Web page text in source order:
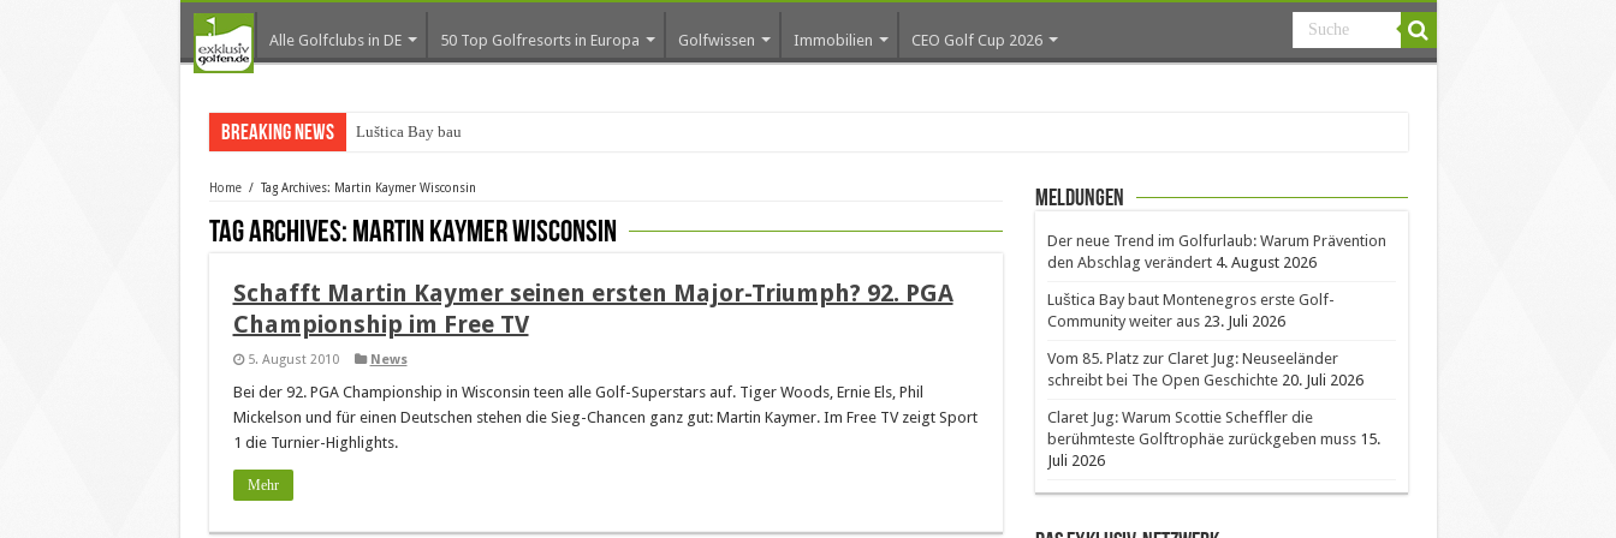
Alle Golfclubs in DE 50 Top Golfresorts in Europa Golfwissen Immobilien CEO Golf Cup 2026
Breaking News Luštica Bay baut Monten
Home / Tag Archives: Martin Kaymer Wisconsin
Tag Archives: Martin Kaymer Wisconsin
Schafft Martin Kaymer seinen ersten Major-Triumph? 92. PGA
Championship im Free TV
5. August 2010 News
Bei der 92. PGA Championship in Wisconsin teen alle Golf-Superstars auf. Tiger Woods, Ernie Els, Phil
Mickelson und für einen Deutschen stehen die Sieg-Chancen ganz gut: Martin Kaymer. Im Free TV zeigt Sport
1 die Turnier-Highlights.
Mehr
Meldungen
Der neue Trend im Golfurlaub: Warum Prävention
den Abschlag verändert 4. August 2026
Luštica Bay baut Montenegros erste Golf-
Community weiter aus 23. Juli 2026
Vom 85. Platz zur Claret Jug: Neuseeländer
schreibt bei The Open Geschichte 20. Juli 2026
Claret Jug: Warum Scottie Scheffler die
berühmteste Golftrophäe zurückgeben muss 15.
Juli 2026